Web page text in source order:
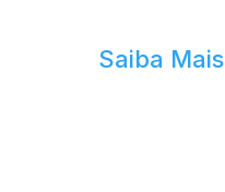
Saiba Mais